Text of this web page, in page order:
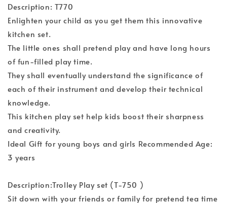
Description: T770
Enlighten your child as you get them this innovative
kitchen set.
The little ones shall pretend play and have long hours
of fun-filled play time.
They shall eventually understand the significance of
each of their instrument and develop their technical
knowledge.
This kitchen play set help kids boost their sharpness
and creativity.
Ideal Gift for young boys and girls Recommended Age:
3 years
Description:Trolley Play set (T-750 )
Sit down with your friends or family for pretend tea time